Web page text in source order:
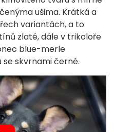
ušima. Krátká a
variantách, a to
zlaté, dále v trikoloře
blue-merle
skvrnami černé.